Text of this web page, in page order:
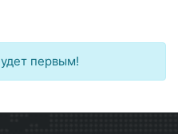
первым!